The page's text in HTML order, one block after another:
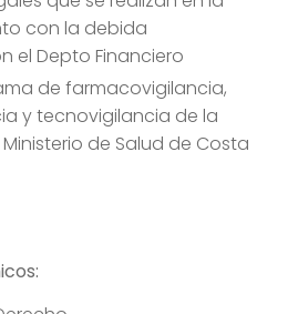
con la debida
el Depto Financiero
de farmacovigilancia,
y tecnovigilancia de la
de Salud de Costa